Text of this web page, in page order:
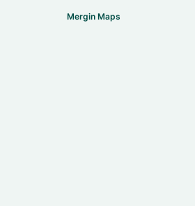
Mergin Maps